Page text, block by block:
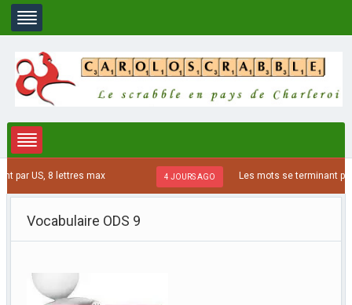
US, 8 lettres max 4 JOURS AGO Les mots se terminant par
Vocabulaire ODS 9